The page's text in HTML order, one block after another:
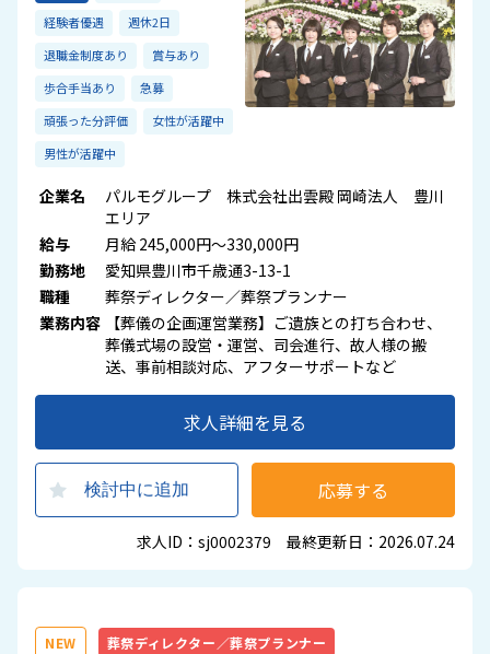
経験者優遇
週休2日
退職金制度あり
賞与あり
歩合手当あり
急募
頑張った分評価
女性が活躍中
男性が活躍中
企業名
パルモグループ 株式会社出雲殿 岡崎法人 豊川
エリア
給与
月給 245,000円～330,000円
勤務地
愛知県豊川市千歳通3-13-1
職種
葬祭ディレクター／葬祭プランナー
業務内容
【葬儀の企画運営業務】ご遺族との打ち合わせ、
葬儀式場の設営・運営、司会進行、故人様の搬
送、事前相談対応、アフターサポートなど
求人詳細を見る
検討中に追加 応募する
求人ID：sj0002379 最終更新日：2026.07.24
NEW 葬祭ディレクター／葬祭プランナー